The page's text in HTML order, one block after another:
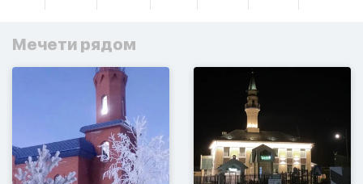
Мечети рядом